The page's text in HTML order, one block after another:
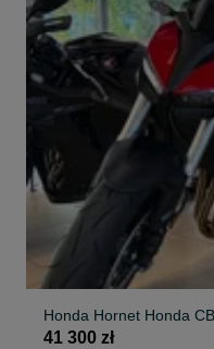
Honda Hornet Honda
41 300 zł